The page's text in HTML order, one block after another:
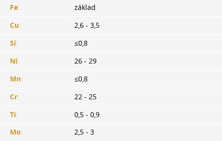
Fe:
základ
Cu:
2,6 - 3,5
Si:
≤0,8
Ni:
26 - 29
Mn:
≤0,8
Cr:
22 - 25
Ti:
0,5 - 0,9
Mo:
2,5 - 3